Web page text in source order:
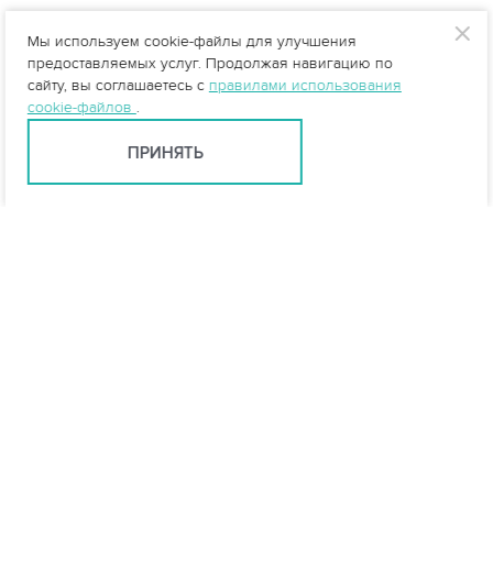
Мы используем cookie-файлы для улучшения
предоставляемых услуг. Продолжая навигацию по
сайту, вы соглашаетесь с правилами использования
cookie-файлов .
ПРИНЯТЬ